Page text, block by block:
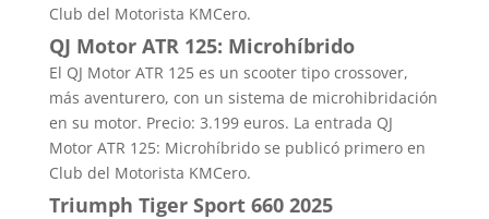
Club del Motorista KMCero.
QJ Motor ATR 125: Microhíbrido
El QJ Motor ATR 125 es un scooter tipo crossover,
más aventurero, con un sistema de microhibridación
en su motor. Precio: 3.199 euros. La entrada QJ
Motor ATR 125: Microhíbrido se publicó primero en
Club del Motorista KMCero.
Triumph Tiger Sport 660 2025